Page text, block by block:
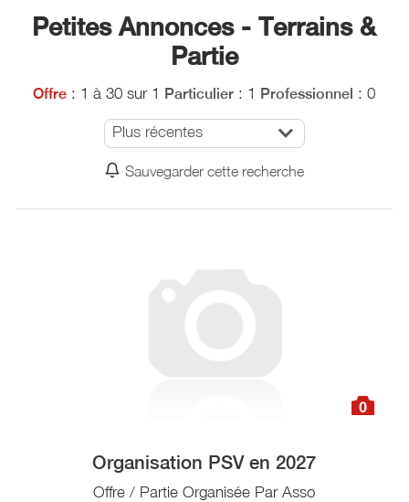
Petites Annonces - Terrains &
Partie
Offre : 1 à 30 sur 1 Particulier : 1 Professionnel : 0
Plus récentes
Sauvegarder cette recherche
0
Organisation PSV en 2027
Offre / Partie Organisée Par Asso